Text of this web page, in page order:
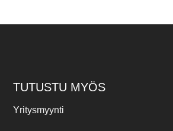
TUTUSTU MYÖS
Yritysmyynti